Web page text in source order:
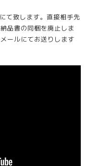
て致します。直接相手先
品書の同梱を廃止しま
ールにてお送りします